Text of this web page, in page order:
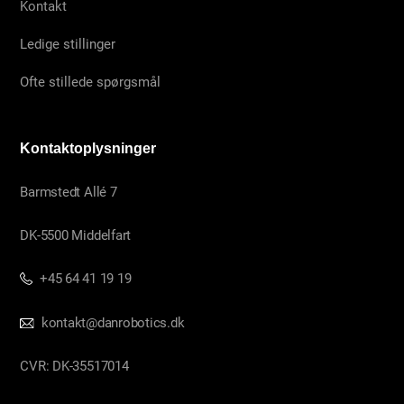
Kontakt
Ledige stillinger
Ofte stillede spørgsmål
Kontaktoplysninger
Barmstedt Allé 7
DK-5500 Middelfart
+45 64 41 19 19
kontakt@danrobotics.dk
CVR: DK-35517014